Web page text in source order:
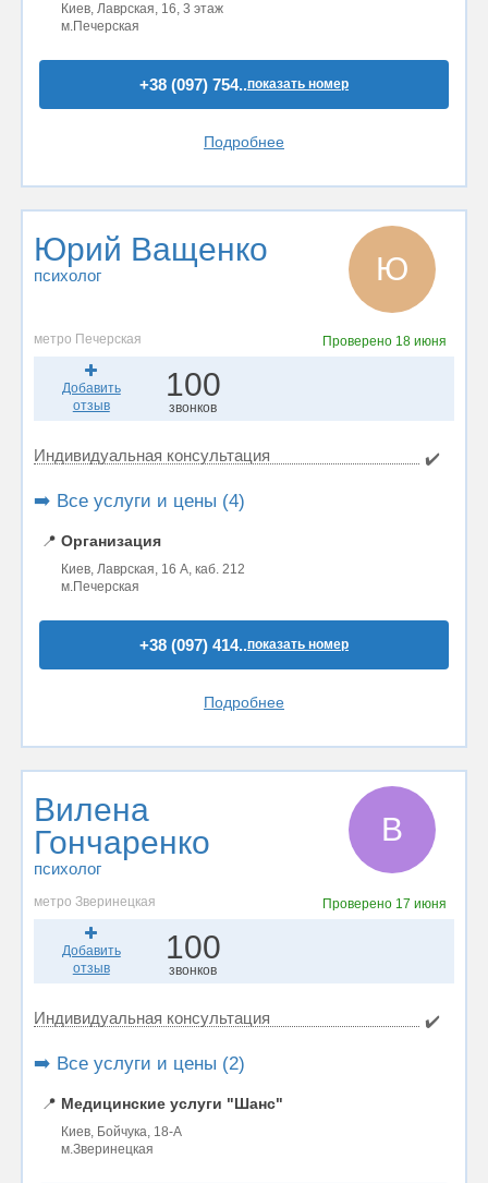
Киев, Лаврская, 16, 3 этаж
м.Печерская
+38 (097) 754..показать номер
Подробнее
Юрий Ващенко
психолог Ю
метро Печерская Проверено 18 июня
Добавить
отзыв
100
звонков
Индивидуальная консультация ✔️
➡️ Все услуги и цены (4)
📍 Организация
Киев, Лаврская, 16 А, каб. 212
м.Печерская
+38 (097) 414..показать номер
Подробнее
Вилена
Гончаренко
психолог
В
метро Зверинецкая Проверено 17 июня
Добавить
отзыв
100
звонков
Индивидуальная консультация ✔️
➡️ Все услуги и цены (2)
📍 Медицинские услуги "Шанс"
Киев, Бойчука, 18-А
м.Зверинецкая